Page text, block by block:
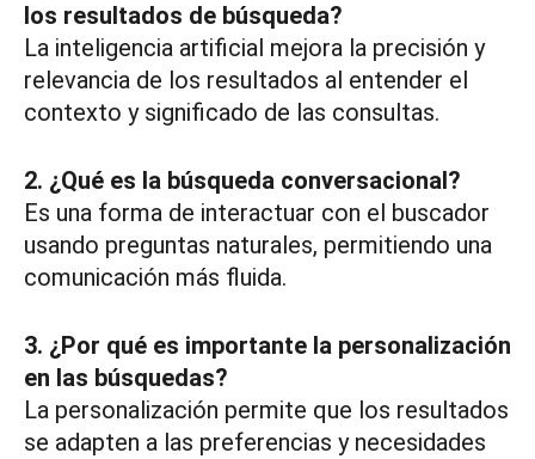
los resultados de búsqueda?
La inteligencia artificial mejora la precisión y
relevancia de los resultados al entender el
contexto y significado de las consultas.
2. ¿Qué es la búsqueda conversacional?
Es una forma de interactuar con el buscador
usando preguntas naturales, permitiendo una
comunicación más fluida.
3. ¿Por qué es importante la personalización
en las búsquedas?
La personalización permite que los resultados
se adapten a las preferencias y necesidades